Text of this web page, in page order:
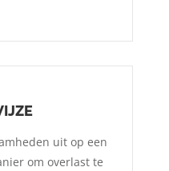
uit op een
om overlast te